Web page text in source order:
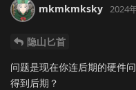
mkmkmksky 2024
隐山匕首
问题是现在你连后期的硬件
得到后期？